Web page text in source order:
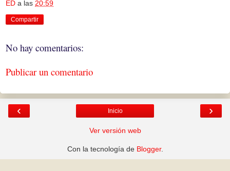
ED a las 20:59
Compartir
No hay comentarios:
Publicar un comentario
‹ ›
Inicio
Ver versión web
Con la tecnología de Blogger.